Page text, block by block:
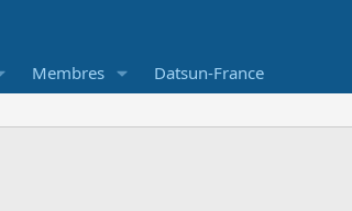
Membres Datsun-France